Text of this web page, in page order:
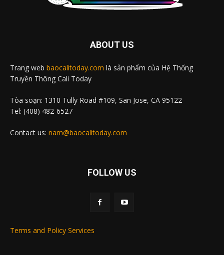
ABOUT US
Trang web baocalitoday.com là sản phẩm của Hệ Thống
Truyền Thông Cali Today
Tòa soạn: 1310 Tully Road #109, San Jose, CA 95122
Tel: (408) 482-6527
Contact us: nam@baocalitoday.com
FOLLOW US
Terms and Policy Services